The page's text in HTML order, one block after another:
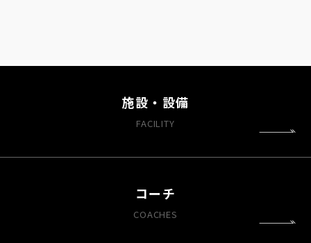
施設・設備
FACILITY
コーチ
COACHES